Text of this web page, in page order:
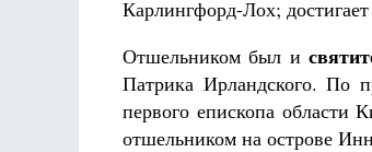
Карлингфорд-Лох;
Отшельником был и
Патрика Ирландского. По
первого епископа области
отшельником на острове